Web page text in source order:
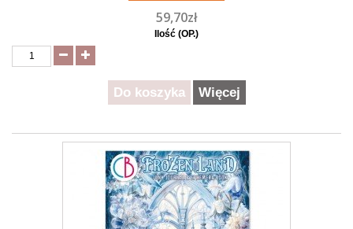
59,70zł
Ilość (OP.)
Do koszyka Więcej